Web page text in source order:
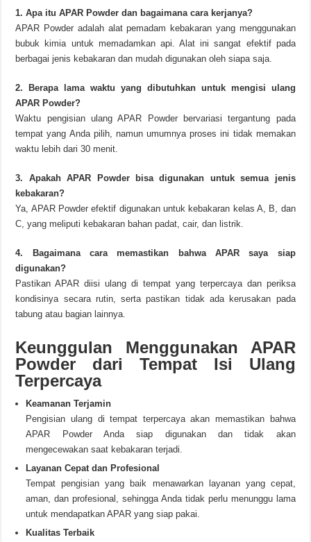
1. Apa itu APAR Powder dan bagaimana cara kerjanya?
APAR Powder adalah alat pemadam kebakaran yang menggunakan
bubuk kimia untuk memadamkan api. Alat ini sangat efektif pada
berbagai jenis kebakaran dan mudah digunakan oleh siapa saja.
2. Berapa lama waktu yang dibutuhkan untuk mengisi ulang
APAR Powder?
Waktu pengisian ulang APAR Powder bervariasi tergantung pada
tempat yang Anda pilih, namun umumnya proses ini tidak memakan
waktu lebih dari 30 menit.
3. Apakah APAR Powder bisa digunakan untuk semua jenis
kebakaran?
Ya, APAR Powder efektif digunakan untuk kebakaran kelas A, B, dan
C, yang meliputi kebakaran bahan padat, cair, dan listrik.
4. Bagaimana cara memastikan bahwa APAR saya siap
digunakan?
Pastikan APAR diisi ulang di tempat yang terpercaya dan periksa
kondisinya secara rutin, serta pastikan tidak ada kerusakan pada
tabung atau bagian lainnya.
Keunggulan Menggunakan APAR
Powder dari Tempat Isi Ulang
Terpercaya
Keamanan Terjamin
Pengisian ulang di tempat terpercaya akan memastikan bahwa
APAR Powder Anda siap digunakan dan tidak akan
mengecewakan saat kebakaran terjadi.
Layanan Cepat dan Profesional
Tempat pengisian yang baik menawarkan layanan yang cepat,
aman, dan profesional, sehingga Anda tidak perlu menunggu lama
untuk mendapatkan APAR yang siap pakai.
Kualitas Terbaik